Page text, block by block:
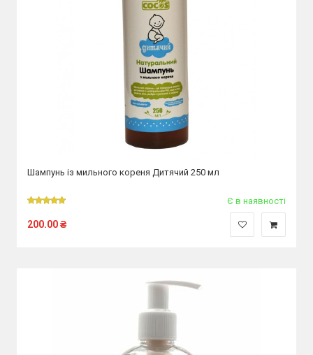
Шампунь із мильного кореня Дитячий 250 мл
Є в наявності
200.00₴